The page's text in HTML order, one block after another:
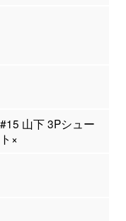
#15 山下 3Pシュー
ト×